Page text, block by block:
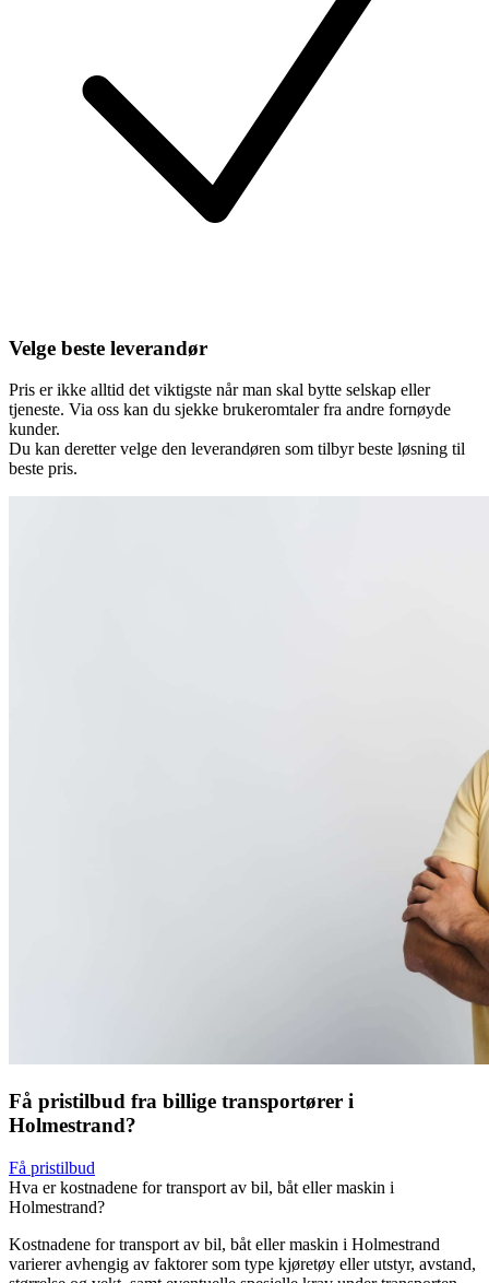
Velge beste leverandør
Pris er ikke alltid det viktigste når man skal bytte selskap eller
tjeneste. Via oss kan du sjekke brukeromtaler fra andre fornøyde
kunder.
Du kan deretter velge den leverandøren som tilbyr beste løsning til
beste pris.
Få pristilbud fra billige transportører i
Holmestrand?
Få pristilbud
Hva er kostnadene for transport av bil, båt eller maskin i
Holmestrand?
Kostnadene for transport av bil, båt eller maskin i Holmestrand
varierer avhengig av faktorer som type kjøretøy eller utstyr, avstand,